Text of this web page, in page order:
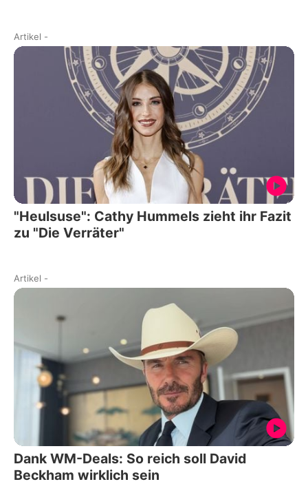
Artikel -
"Heulsuse": Cathy Hummels zieht ihr Fazit
zu "Die Verräter"
Artikel -
Dank WM-Deals: So reich soll David
Beckham wirklich sein